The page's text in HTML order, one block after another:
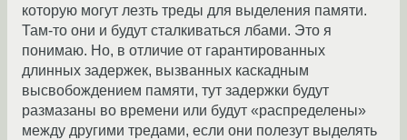
которую могут лезть треды для выделения памяти.
Там-то они и будут сталкиваться лбами. Это я
понимаю. Но, в отличие от гарантированных
длинных задержек, вызванных каскадным
высвобождением памяти, тут задержки будут
размазаны во времени или будут «распределены»
между другими тредами, если они полезут выделять